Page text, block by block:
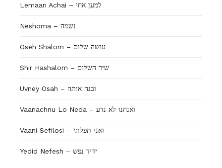
Lemaan Achai – למען אחי
Neshoma – נשמה
Oseh Shalom – עושה שלום
Shir Hashalom – שיר השלום
Uvney Osah – ובנה אותה
Vaanachnu Lo Neda – ואנחנו לא נדע
Vaani Sefilosi – ואני תפלתי
Yedid Nefesh – ידיד נפש